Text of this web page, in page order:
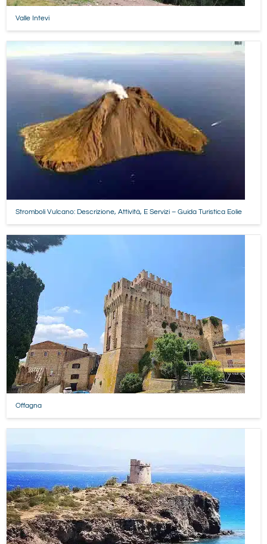
Valle Intevi
Stromboli Vulcano: Descrizione, Attività, E Servizi – Guida Turistica Eolie
Offagna